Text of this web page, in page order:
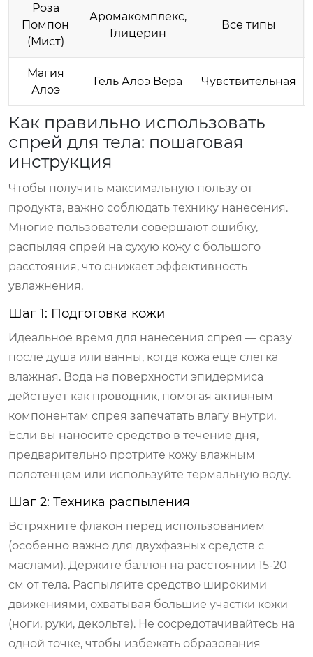
Роза
Помпон
(Мист)
Аромакомплекс,
Глицерин
Все типы
Магия
Алоэ
Гель Алоэ Вера Чувствительная
Как правильно использовать
спрей для тела: пошаговая
инструкция
Чтобы получить максимальную пользу от
продукта, важно соблюдать технику нанесения.
Многие пользователи совершают ошибку,
распыляя спрей на сухую кожу с большого
расстояния, что снижает эффективность
увлажнения.
Шаг 1: Подготовка кожи
Идеальное время для нанесения спрея — сразу
после душа или ванны, когда кожа еще слегка
влажная. Вода на поверхности эпидермиса
действует как проводник, помогая активным
компонентам спрея запечатать влагу внутри.
Если вы наносите средство в течение дня,
предварительно протрите кожу влажным
полотенцем или используйте термальную воду.
Шаг 2: Техника распыления
Встряхните флакон перед использованием
(особенно важно для двухфазных средств с
маслами). Держите баллон на расстоянии 15-20
см от тела. Распыляйте средство широкими
движениями, охватывая большие участки кожи
(ноги, руки, декольте). Не сосредотачивайтесь на
одной точке, чтобы избежать образования